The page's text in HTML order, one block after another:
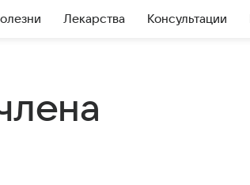
Лекарства Консультации